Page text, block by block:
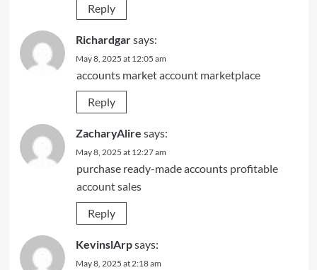
Reply
Richardgarsays:
May 8, 2025 at 12:05 am
accounts marketaccount marketplace
Reply
ZacharyAlire says:
May 8, 2025 at 12:27 am
purchase ready-made accounts profitable
account sales
Reply
KevinslArpsays:
May 8, 2025 at 2:18 am